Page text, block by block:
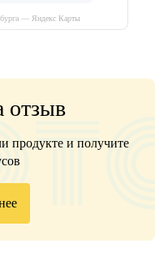
— Яндекс Карты
отзыв
продукте и получите